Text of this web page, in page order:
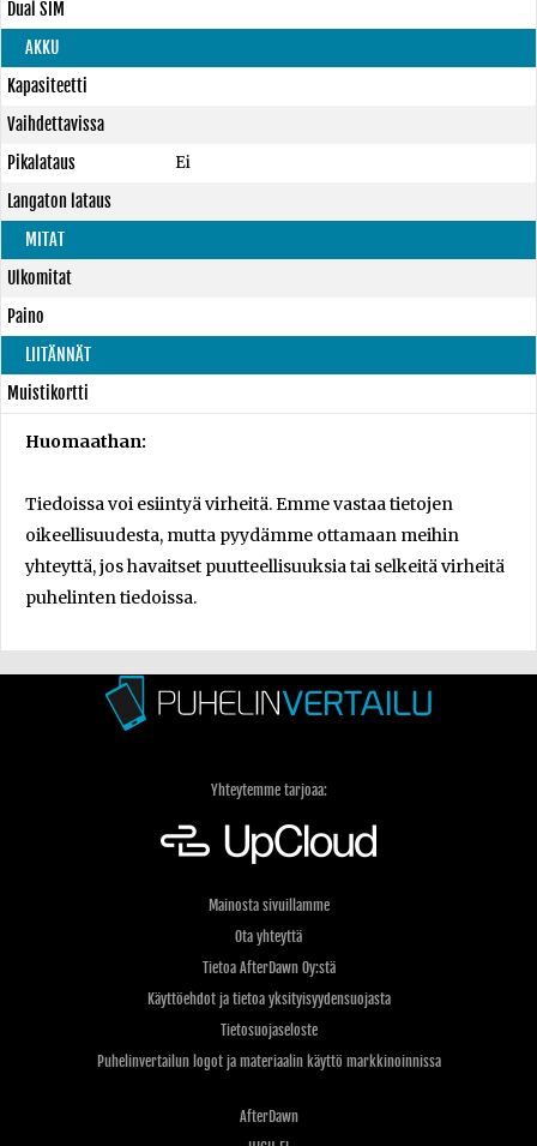
Dual SIM
AKKU
Kapasiteetti
Vaihdettavissa
Pikalataus
Ei
Langaton lataus
MITAT
Ulkomitat
Paino
LIITÄNNÄT
Muistikortti
Huomaathan:
Tiedoissa voi esiintyä virheitä. Emme vastaa tietojen
oikeellisuudesta, mutta pyydämme ottamaan meihin
yhteyttä, jos havaitset puutteellisuuksia tai selkeitä virheitä
puhelinten tiedoissa.
Yhteytemme tarjoaa:
Mainosta sivuillamme
Ota yhteyttä
Tietoa AfterDawn Oy:stä
Käyttöehdot ja tietoa yksityisyydensuojasta
Tietosuojaseloste
Puhelinvertailun logot ja materiaalin käyttö markkinoinnissa
AfterDawn